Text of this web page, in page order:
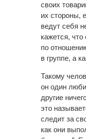
своих
их стороны,
ведут себя
кажется, что
по
в группе, а
Такому
он один
другие
это
следит за
как они